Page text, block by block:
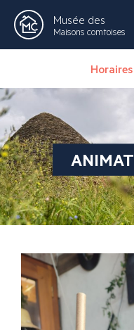
Musée des
Maisons comtoises